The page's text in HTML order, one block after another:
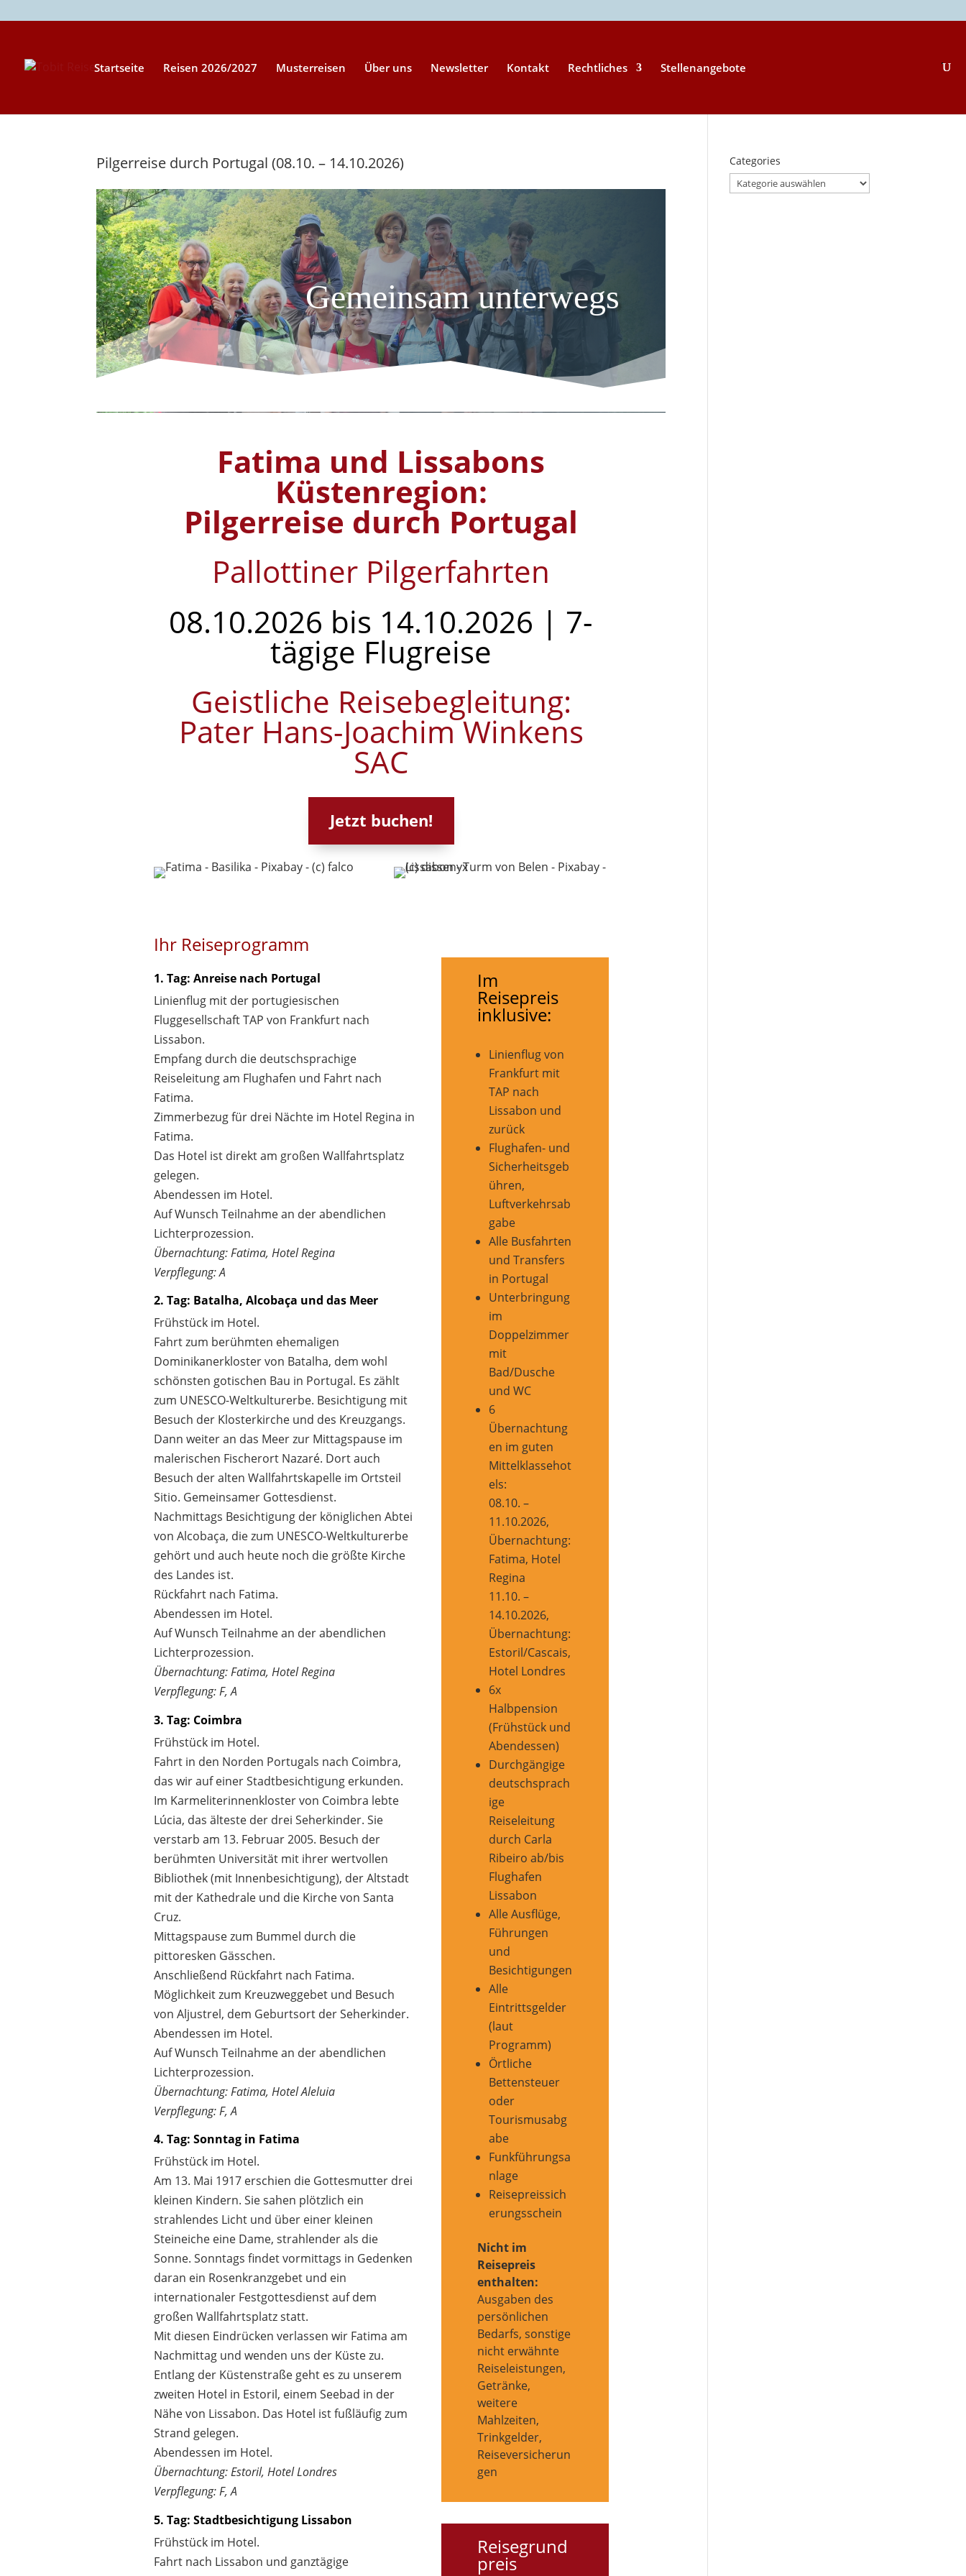
Startseite Reisen 2026/2027 Musterreisen Über uns Newsletter Kontakt Rechtliches Stellenangebote
Pilgerreise durch Portugal (08.10. – 14.10.2026)
Gemeinsam unterwegs
Fatima und Lissabons
Küstenregion:
Pilgerreise durch Portugal
Pallottiner Pilgerfahrten
08.10.2026 bis 14.10.2026 | 7-
tägige Flugreise
Geistliche Reisebegleitung:
Pater Hans-Joachim Winkens
SAC
Jetzt buchen!
Ihr Reiseprogramm
1. Tag: Anreise nach Portugal
Linienflug mit der portugiesischen
Fluggesellschaft TAP von Frankfurt nach
Lissabon.
Empfang durch die deutschsprachige
Reiseleitung am Flughafen und Fahrt nach
Fatima.
Zimmerbezug für drei Nächte im Hotel Regina in
Fatima.
Das Hotel ist direkt am großen Wallfahrtsplatz
gelegen.
Abendessen im Hotel.
Auf Wunsch Teilnahme an der abendlichen
Lichterprozession.
Übernachtung: Fatima, Hotel Regina
Verpflegung: A
2. Tag: Batalha, Alcobaça und das Meer
Frühstück im Hotel.
Fahrt zum berühmten ehemaligen
Dominikanerkloster von Batalha, dem wohl
schönsten gotischen Bau in Portugal. Es zählt
zum UNESCO-Weltkulturerbe. Besichtigung mit
Besuch der Klosterkirche und des Kreuzgangs.
Dann weiter an das Meer zur Mittagspause im
malerischen Fischerort Nazaré. Dort auch
Besuch der alten Wallfahrtskapelle im Ortsteil
Sitio. Gemeinsamer Gottesdienst.
Nachmittags Besichtigung der königlichen Abtei
von Alcobaça, die zum UNESCO-Weltkulturerbe
gehört und auch heute noch die größte Kirche
des Landes ist.
Rückfahrt nach Fatima.
Abendessen im Hotel.
Auf Wunsch Teilnahme an der abendlichen
Lichterprozession.
Übernachtung: Fatima, Hotel Regina
Verpflegung: F, A
3. Tag: Coimbra
Frühstück im Hotel.
Fahrt in den Norden Portugals nach Coimbra,
das wir auf einer Stadtbesichtigung erkunden.
Im Karmeliterinnenkloster von Coimbra lebte
Lúcia, das älteste der drei Seherkinder. Sie
verstarb am 13. Februar 2005. Besuch der
berühmten Universität mit ihrer wertvollen
Bibliothek (mit Innenbesichtigung), der Altstadt
mit der Kathedrale und die Kirche von Santa
Cruz.
Mittagspause zum Bummel durch die
pittoresken Gässchen.
Anschließend Rückfahrt nach Fatima.
Möglichkeit zum Kreuzweggebet und Besuch
von Aljustrel, dem Geburtsort der Seherkinder.
Abendessen im Hotel.
Auf Wunsch Teilnahme an der abendlichen
Lichterprozession.
Übernachtung: Fatima, Hotel Aleluia
Verpflegung: F, A
4. Tag: Sonntag in Fatima
Frühstück im Hotel.
Am 13. Mai 1917 erschien die Gottesmutter drei
kleinen Kindern. Sie sahen plötzlich ein
strahlendes Licht und über einer kleinen
Steineiche eine Dame, strahlender als die
Sonne. Sonntags findet vormittags in Gedenken
daran ein Rosenkranzgebet und ein
internationaler Festgottesdienst auf dem
großen Wallfahrtsplatz statt.
Mit diesen Eindrücken verlassen wir Fatima am
Nachmittag und wenden uns der Küste zu.
Entlang der Küstenstraße geht es zu unserem
zweiten Hotel in Estoril, einem Seebad in der
Nähe von Lissabon. Das Hotel ist fußläufig zum
Strand gelegen.
Abendessen im Hotel.
Übernachtung: Estoril, Hotel Londres
Verpflegung: F, A
5. Tag: Stadtbesichtigung Lissabon
Frühstück im Hotel.
Fahrt nach Lissabon und ganztägige
Im
Reisepreis
inklusive:
Linienflug von
Frankfurt mit
TAP nach
Lissabon und
zurück
Flughafen- und
Sicherheitsgeb
ühren,
Luftverkehrsab
gabe
Alle Busfahrten
und Transfers
in Portugal
Unterbringung
im
Doppelzimmer
mit
Bad/Dusche
und WC
6
Übernachtung
en im guten
Mittelklassehot
els:
08.10. –
11.10.2026,
Übernachtung:
Fatima, Hotel
Regina
11.10. –
14.10.2026,
Übernachtung:
Estoril/Cascais,
Hotel Londres
6x
Halbpension
(Frühstück und
Abendessen)
Durchgängige
deutschsprach
ige
Reiseleitung
durch Carla
Ribeiro ab/bis
Flughafen
Lissabon
Alle Ausflüge,
Führungen
und
Besichtigungen
Alle
Eintrittsgelder
(laut
Programm)
Örtliche
Bettensteuer
oder
Tourismusabg
abe
Funkführungsa
nlage
Reisepreissich
erungsschein
Nicht im
Reisepreis
enthalten:
Ausgaben des
persönlichen
Bedarfs, sonstige
nicht erwähnte
Reiseleistungen,
Getränke,
weitere
Mahlzeiten,
Trinkgelder,
Reiseversicherun
gen
Reisegrund
preis
Categories
Categories